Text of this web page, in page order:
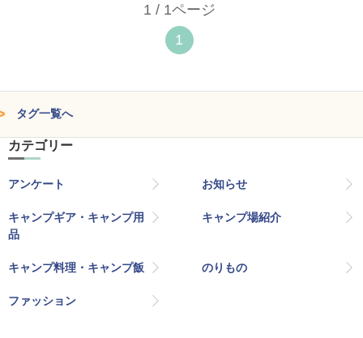
1 / 1ページ
1
タグ一覧へ
カテゴリー
アンケート お知らせ
キャンプギア・キャンプ用
品
キャンプ場紹介
キャンプ料理・キャンプ飯 のりもの
ファッション